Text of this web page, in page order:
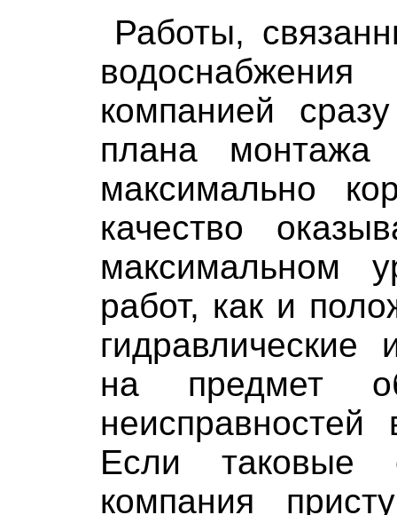
Работы,
компанией
плана
максимально
качество
максимальном
работ, как и
гидравлические
на предмет
Если таковые
компания